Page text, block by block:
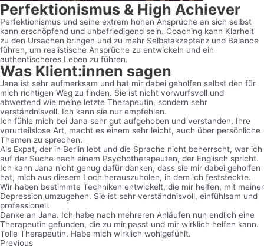
Perfektionismus & High Achiever
Perfektionismus und seine extrem hohen Ansprüche an sich selbst
kann erschöpfend und unbefriedigend sein. Coaching kann Klarheit
zu den Ursachen bringen und zu mehr Selbstakzeptanz und Balance
führen, um realistische Ansprüche zu entwickeln und ein
authentischeres Leben zu führen.
Was Klient:innen sagen
Jana ist sehr aufmerksam und hat mir dabei geholfen selbst den für
mich richtigen Weg zu finden. Sie ist nicht vorwurfsvoll und
abwertend wie meine letzte Therapeutin, sondern sehr
verständnisvoll. Ich kann sie nur empfehlen.
Ich fühle mich bei Jana sehr gut aufgehoben und verstanden. Ihre
vorurteilslose Art, macht es einem sehr leicht, auch über persönliche
Themen zu sprechen.
Als Expat, der in Berlin lebt und die Sprache nicht beherrscht, war ich
auf der Suche nach einem Psychotherapeuten, der Englisch spricht.
Ich kann Jana nicht genug dafür danken, dass sie mir dabei geholfen
hat, mich aus diesem Loch herauszuholen, in dem ich feststeckte.
Wir haben bestimmte Techniken entwickelt, die mir helfen, mit meiner
Depression umzugehen. Sie ist sehr verständnisvoll, einfühlsam und
professionell.
Danke an Jana. Ich habe nach mehreren Anläufen nun endlich eine
Therapeutin gefunden, die zu mir passt und mir wirklich helfen kann.
Tolle Therapeutin. Habe mich wirklich wohlgefühlt.
Previous